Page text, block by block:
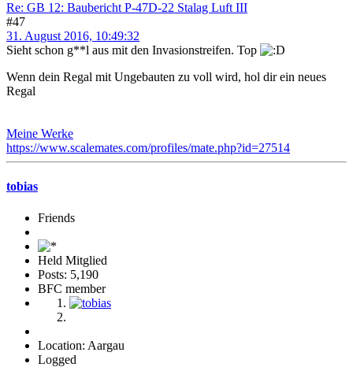
Re: GB 12: Baubericht P-47D-22 Stalag Luft III
#47
31. August 2016, 10:49:32
Sieht schon g**l aus mit den Invasionstreifen. Top
Wenn dein Regal mit Ungebauten zu voll wird, hol dir ein neues
Regal
Meine Werke
https://www.scalemates.com/profiles/mate.php?id=27514
tobias
Friends
Held Mitglied
Posts: 5,190
BFC member
Location: Aargau
Logged